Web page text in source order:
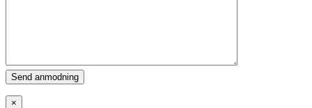
Please
leave
this
×